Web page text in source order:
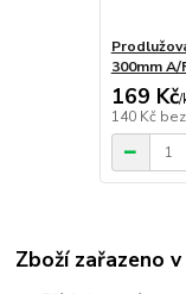
300mm A/
169 Kč/
140 Kč
Zboží zařazeno